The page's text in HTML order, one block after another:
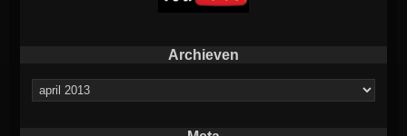
Archieven
Archieven